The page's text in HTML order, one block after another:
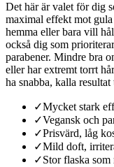
Det här är valet för dig
maximal effekt mot
hemma eller bara vill
också dig som
parabener. Mindre bra
eller har extremt torrt
ha snabba, kalla
✓Mycket stark
✓Vegansk och
✓Prisvärd, låg
✓Mild doft,
✓Stor flaska som